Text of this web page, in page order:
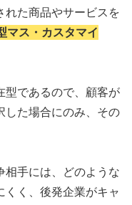
れた商品やサービスを
マス・カスタマイ
型であるので、顧客が
した場合にのみ、その
相手には、どのような
くく、後発企業がキャ